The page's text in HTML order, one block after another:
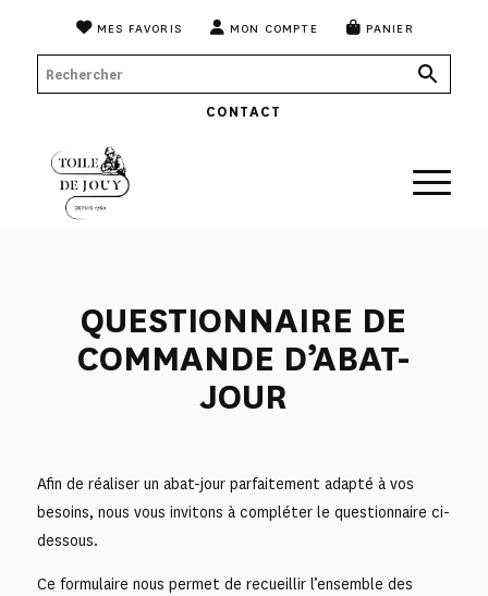
MES FAVORIS MON COMPTE PANIER
CONTACT
QUESTIONNAIRE DE
COMMANDE D’ABAT-
JOUR
Afin de réaliser un abat-jour parfaitement adapté à vos
besoins, nous vous invitons à compléter le questionnaire ci-
dessous.
Ce formulaire nous permet de recueillir l’ensemble des